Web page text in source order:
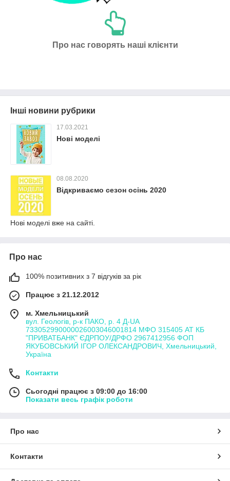
Про нас говорять наші клієнти
Інші новини рубрики
17.03.2021
Нові моделі
08.08.2020
Відкриваємо сезон осінь 2020
Нові моделі вже на сайті.
Про нас
100% позитивних з 7 відгуків за рік
Працює з 21.12.2012
м. Хмельницький
вул. Геологів, р-к ПАКО, р. 4 Д-UA
733052990000026003046001814 МФО 315405 АТ КБ
"ПРИВАТБАНК" ЄДРПОУ/ДРФО 2967412956 ФОП
ЯКУБОВСЬКИЙ ІГОР ОЛЕКСАНДРОВИЧ, Хмельницький,
Україна
Контакти
Сьогодні працює з 09:00 до 16:00
Показати весь графік роботи
Про нас
Контакти